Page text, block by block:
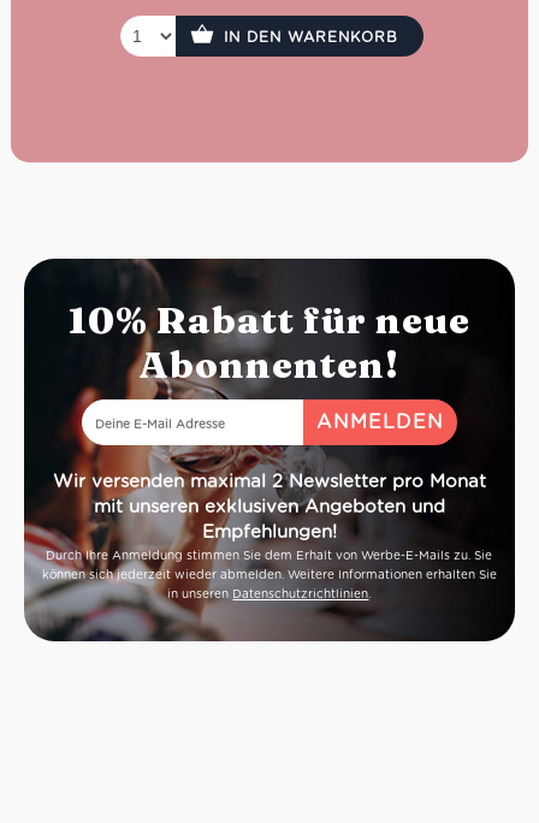
den Schwerpunkt auf die Tradition der regionalen Küche
von Piemont und Ligurien.IN DEN WARENKORB
10% Rabatt für neue
Abonnenten!
Wir versenden maximal 2 Newsletter pro Monat
mit unseren exklusiven Angeboten und
Empfehlungen!
Durch Ihre Anmeldung stimmen Sie dem Erhalt von Werbe-E-Mails zu. Sie
können sich jederzeit wieder abmelden. Weitere Informationen erhalten Sie
in unseren Datenschutzrichtlinien